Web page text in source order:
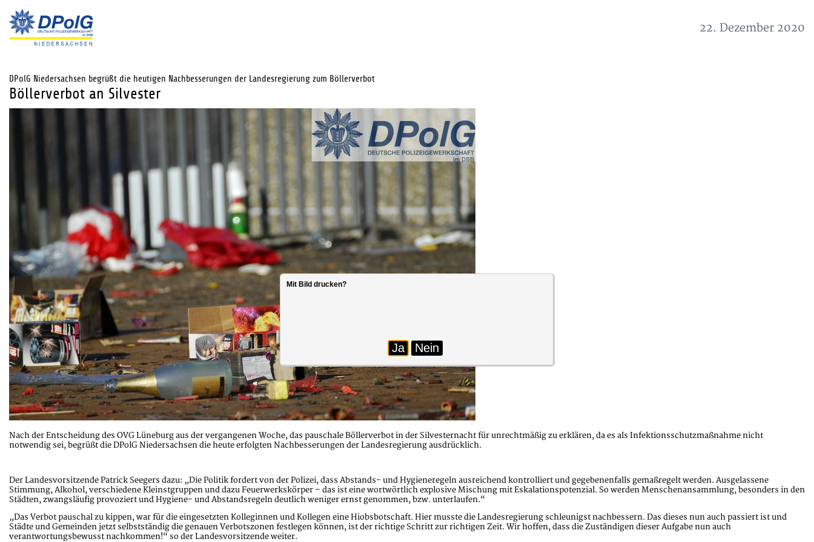
22. Dezember 2020
DPolG Niedersachsen begrüßt die heutigen Nachbesserungen der Landesregierung zum Böllerverbot
Böllerverbot an Silvester
Nach der Entscheidung des OVG Lüneburg aus der vergangenen Woche, das pauschale Böllerverbot in der Silvesternacht für unrechtmäßig zu erklären, da es als Infektionsschutzmaßnahme nicht
notwendig sei, begrüßt die DPolG Niedersachsen die heute erfolgten Nachbesserungen der Landesregierung ausdrücklich.
Der Landesvorsitzende Patrick Seegers dazu: „Die Politik fordert von der Polizei, dass Abstands- und Hygieneregeln ausreichend kontrolliert und gegebenenfalls gemaßregelt werden. Ausgelassene
Stimmung, Alkohol, verschiedene Kleinstgruppen und dazu Feuerwerkskörper – das ist eine wortwörtlich explosive Mischung mit Eskalationspotenzial. So werden Menschenansammlung, besonders in den
Städten, zwangsläufig provoziert und Hygiene- und Abstandsregeln deutlich weniger ernst genommen, bzw. unterlaufen.“
„Das Verbot pauschal zu kippen, war für die eingesetzten Kolleginnen und Kollegen eine Hiobsbotschaft. Hier musste die Landesregierung schleunigst nachbessern. Das dieses nun auch passiert ist und
Städte und Gemeinden jetzt selbstständig die genauen Verbotszonen festlegen können, ist der richtige Schritt zur richtigen Zeit. Wir hoffen, dass die Zuständigen dieser Aufgabe nun auch
verantwortungsbewusst nachkommen!“ so der Landesvorsitzende weiter.
Mit Bild drucken?
Ja Nein